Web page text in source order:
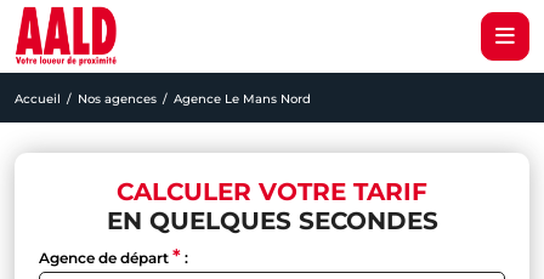
Accueil Nos agences Agence Le Mans Nord
CALCULER VOTRE TARIF
EN QUELQUES SECONDES
Agence de départ * :